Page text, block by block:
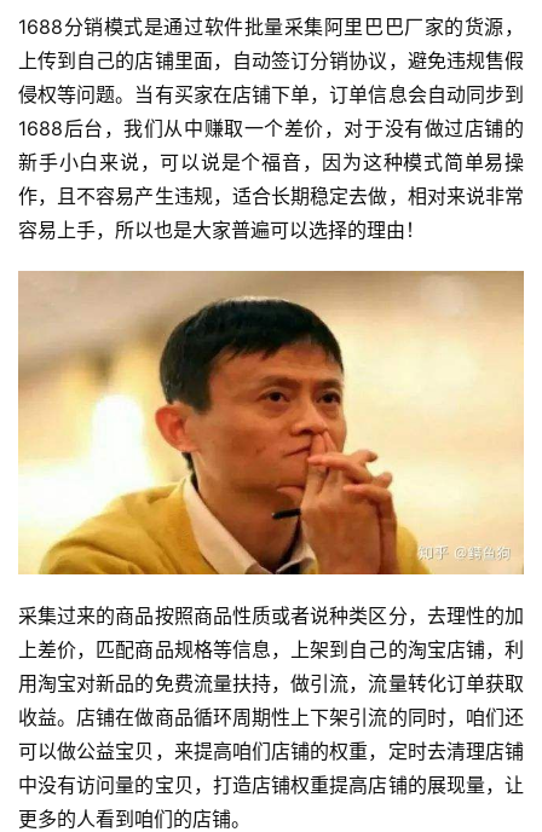
1688分销模式是通过软件批量采集阿里巴巴厂家的货源，
上传到自己的店铺里面，自动签订分销协议，避免违规售假
侵权等问题。当有买家在店铺下单，订单信息会自动同步到
1688后台，我们从中赚取一个差价，对于没有做过店铺的
新手小白来说，可以说是个福音，因为这种模式简单易操
作，且不容易产生违规，适合长期稳定去做，相对来说非常
容易上手，所以也是大家普遍可以选择的理由！
采集过来的商品按照商品性质或者说种类区分，去理性的加
上差价，匹配商品规格等信息，上架到自己的淘宝店铺，利
用淘宝对新品的免费流量扶持，做引流，流量转化订单获取
收益。店铺在做商品循环周期性上下架引流的同时，咱们还
可以做公益宝贝，来提高咱们店铺的权重，定时去清理店铺
中没有访问量的宝贝，打造店铺权重提高店铺的展现量，让
更多的人看到咱们的店铺。